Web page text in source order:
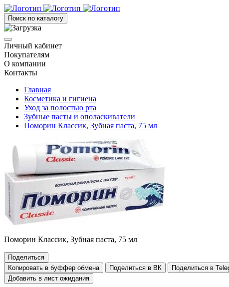
Поиск по каталогу
Личный кабинет
Покупателям
О компании
Контакты
Главная
Косметика и гигиена
Уход за полостью рта
Зубные пасты и ополаскиватели
Поморин Классик, Зубная паста, 75 мл
Поморин Классик, Зубная паста, 75 мл
Поделиться
Копировать в буффер обмена
Поделиться в ВК
Поделиться в
Добавить в лист ожидания